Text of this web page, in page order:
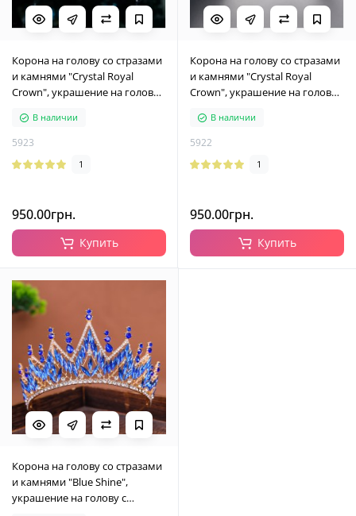
Корона на голову со стразами
и камнями "Crystal Royal
Crown", украшение на голову с
В наличии
5923
1
950.00грн.
Купить
Корона на голову со стразами
и камнями "Crystal Royal
Crown", украшение на голову с
В наличии
5922
1
950.00грн.
Купить
Корона на голову со стразами
и камнями "Blue Shine",
украшение на голову с